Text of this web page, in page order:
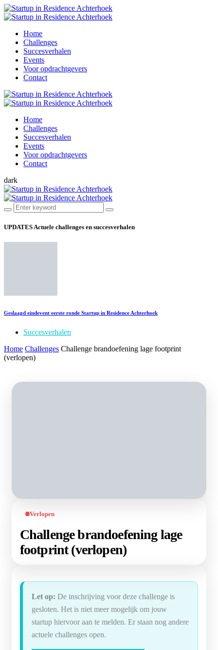
Home
Challenges
Succesverhalen
Events
Voor opdrachtgevers
Contact
Home
Challenges
Succesverhalen
Events
Voor opdrachtgevers
Contact
dark
UPDATESActuele challenges en succesverhalen
Geslaagd eindevent eerste ronde Startup in Residence Achterhoek
Succesverhalen
Home Challenges Challenge brandoefening lage footprint
(verlopen)
Verlopen
Challenge brandoefening lage
footprint (verlopen)
Let op: De inschrijving voor deze challenge is
gesloten. Het is niet meer mogelijk om jouw
startup hiervoor aan te melden. Er staan nog andere
actuele challenges open.